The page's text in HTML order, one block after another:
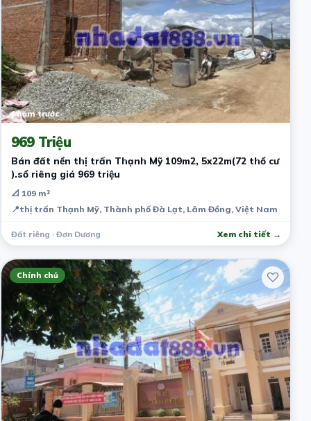
4 năm trước
969 Triệu
Bán đất nền thị trấn Thạnh Mỹ 109m2, 5x22m(72 thổ cư
).sổ riêng giá 969 triệu
📐 109 m²
📍thị trấn Thạnh Mỹ, Thành phố Đà Lạt, Lâm Đồng, Việt Nam
Đất riêng · Đơn Dương Xem chi tiết →
Chính chủ